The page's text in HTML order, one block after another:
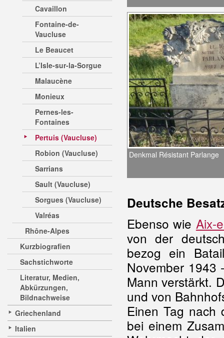
Cavaillon
Fontaine-de-
Vaucluse
Le Beaucet
L’Isle-sur-la-Sorgue
Malaucène
Monieux
Pernes-les-
Fontaines
Pertuis (Vaucluse)
Robion (Vaucluse)
Sarrians
Sault (Vaucluse)
Sorgues (Vaucluse)
Valréas
Rhône-Alpes
Kurzbiografien
Sachstichworte
Literatur, Medien,
Abkürzungen,
Bildnachweise
Griechenland
Italien
Denkmal Résistant Parlange
Deutsche
Ebenso wie Aix-
von der
bezog ein
November 1943
Mann verstärkt.
und von
Einen Tag
bei einem